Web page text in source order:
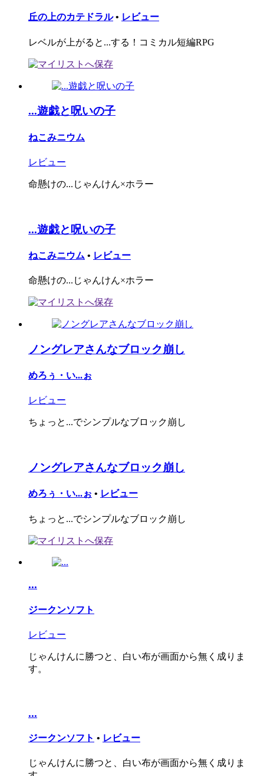
丘の上のカテドラル • レビュー
レベルが上がると...する！コミカル短編RPG
...遊戯と呪いの子
ねこみニウム
レビュー
命懸けの...じゃんけん×ホラー
...遊戯と呪いの子
ねこみニウム • レビュー
命懸けの...じゃんけん×ホラー
ノングレアさんなブロック崩し
めろぅ・い...ぉ
レビュー
ちょっと...でシンプルなブロック崩し
ノングレアさんなブロック崩し
めろぅ・い...ぉ • レビュー
ちょっと...でシンプルなブロック崩し
...
ジークンソフト
レビュー
じゃんけんに勝つと、白い布が画面から無く成りま
す。
...
ジークンソフト • レビュー
じゃんけんに勝つと、白い布が画面から無く成りま